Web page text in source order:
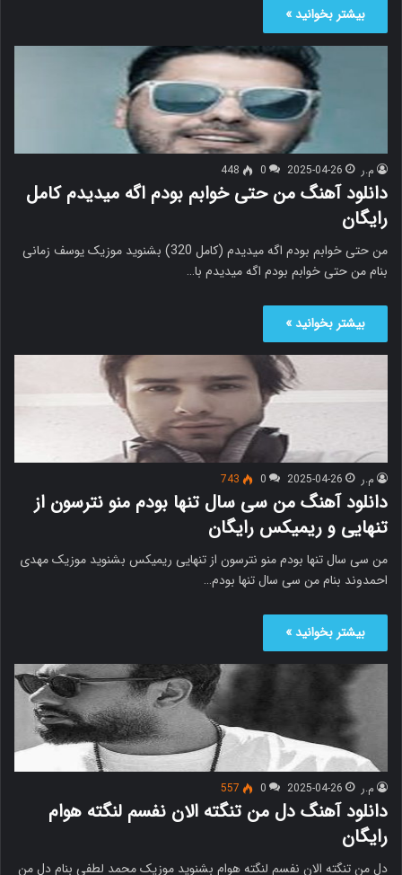
بیشتر بخوانید »
م.ر 2025-04-26
0
448
دانلود آهنگ من حتی خوابم بودم اگه میدیدم کامل
رایگان
من حتی خوابم بودم اگه میدیدم (کامل 320) بشنوید موزیک یوسف زمانی
بنام من حتی خوابم بودم اگه میدیدم با…
بیشتر بخوانید »
م.ر 2025-04-26
0
743
دانلود آهنگ من سی سال تنها بودم منو نترسون از
تنهایی و ریمیکس رایگان
من سی سال تنها بودم منو نترسون از تنهایی ریمیکس بشنوید موزیک مهدی
احمدوند بنام من سی سال تنها بودم…
بیشتر بخوانید »
م.ر 2025-04-26
0
557
دانلود آهنگ دل من تنگته الان نفسم لنگته هوام
رایگان
دل من تنگته الان نفسم لنگته هوام بشنوید موزیک محمد لطفی بنام دل من